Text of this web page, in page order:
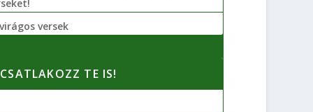
versek
CSATLAKOZZ TE IS!